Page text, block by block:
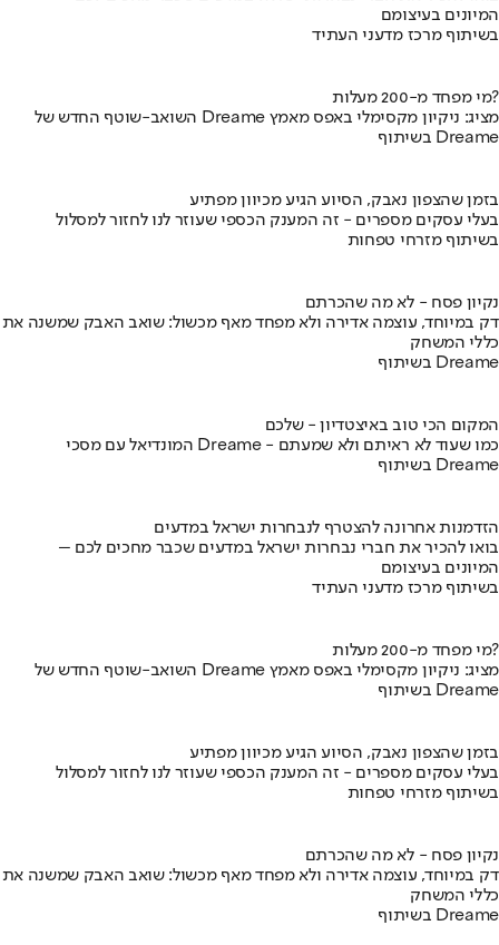
המיונים בעיצומם
בשיתוף מרכז מדעני העתיד
מי מפחד מ-200 מעלות?
השואב-שוטף החדש של Dreame מציג: ניקיון מקסימלי באפס מאמץ
בשיתוף Dreame
בזמן שהצפון נאבק, הסיוע הגיע מכיוון מפתיע
בעלי עסקים מספרים - זה המענק הכספי שעוזר לנו לחזור למסלול
בשיתוף מזרחי טפחות
נקיון פסח - לא מה שהכרתם
דק במיוחד, עוצמה אדירה ולא מפחד מאף מכשול: שואב האבק שמשנה את
כללי המשחק
בשיתוף Dreame
המקום הכי טוב באיצטדיון - שלכם
המונדיאל עם מסכי Dreame - כמו שעוד לא ראיתם ולא שמעתם
בשיתוף Dreame
הזדמנות אחרונה להצטרף לנבחרות ישראל במדעים
בואו להכיר את חברי נבחרות ישראל במדעים שכבר מחכים לכם –
המיונים בעיצומם
בשיתוף מרכז מדעני העתיד
מי מפחד מ-200 מעלות?
השואב-שוטף החדש של Dreame מציג: ניקיון מקסימלי באפס מאמץ
בשיתוף Dreame
בזמן שהצפון נאבק, הסיוע הגיע מכיוון מפתיע
בעלי עסקים מספרים - זה המענק הכספי שעוזר לנו לחזור למסלול
בשיתוף מזרחי טפחות
נקיון פסח - לא מה שהכרתם
דק במיוחד, עוצמה אדירה ולא מפחד מאף מכשול: שואב האבק שמשנה את
כללי המשחק
בשיתוף Dreame